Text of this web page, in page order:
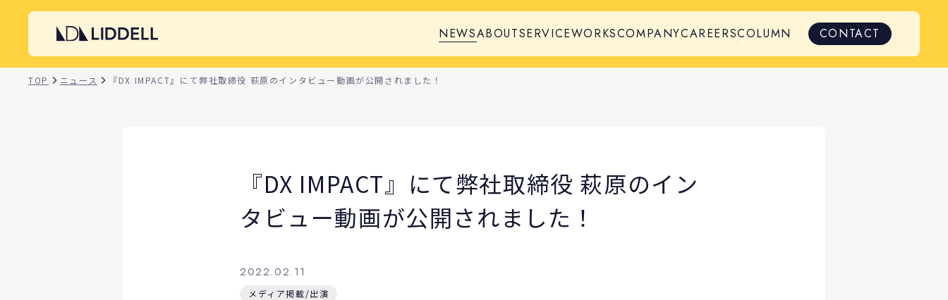
NEWSABOUTSERVICEWORKSCOMPANYCAREERSCOLUMN CONTACT
TOP ニュース 『DX IMPACT』にて弊社取締役 萩原のインタビュー動画が公開されました！
『DX IMPACT』にて弊社取締役 萩原のイン
タビュー動画が公開されました！
2022.02.11
メディア掲載/出演